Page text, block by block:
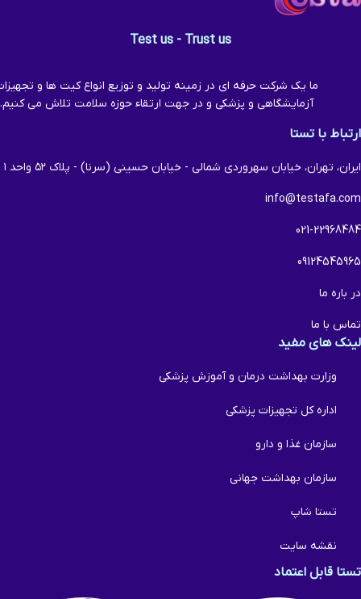
Test us - Trust us
ما یک شرکت حرفه ای در زمینه تولید و توزیع انواع کیت ها و
آزمایشگاهی و پزشکی و در جهت ارتقاء حوزه سلامت تلاش می کنیم.
ارتباط با تستا
ایران، تهران، خیابان سهروردی شمالی - خیابان حسینی (سرنا) - پلاک ۵۲ واحد ۱
info@testafa.com
021-22968484
09124545965
در باره ما
تماس با ما
لینک های مفید
وزارت بهداشت درمان و آموزش پزشکی
اداره کل تجهیزات پزشکی
سازمان غذا و دارو
سازمان بهداشت جهانی
تستا شاپ
نقشه سایت
تستا قابل اعتماد